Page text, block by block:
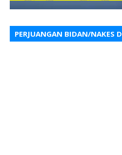
PERJUANGAN BIDAN/NAKES